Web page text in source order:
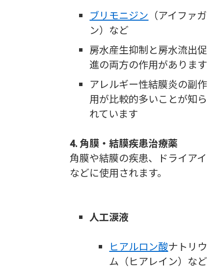
ブリモニジン （アイファガ
ン）など
房水産生抑制と房水流出促
進の両方の作用があります
アレルギー性結膜炎の副作
用が比較的多いことが知ら
れています
4. 角膜・結膜疾患治療薬
角膜や結膜の疾患、ドライアイ
などに使用されます。
人工涙液
ヒアルロン酸ナトリウ
ム（ヒアレイン）など